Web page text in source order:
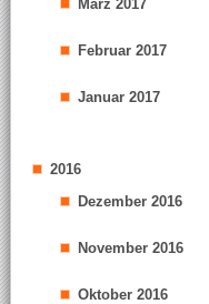
März 2017
Februar 2017
Januar 2017
2016
Dezember 2016
November 2016
Oktober 2016